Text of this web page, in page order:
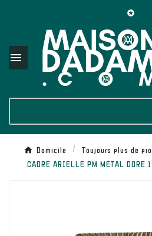


Domicile
Toujours plus de
CADRE ARIELLE PM METAL DORE